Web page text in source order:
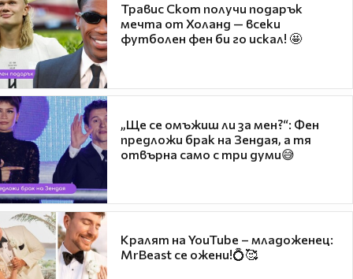
Травис Скот получи подарък
мечта от Холанд — всеки
футболен фен би го искал! 🤩
„Ще се омъжиш ли за мен?“: Фен
предложи брак на Зендая, а тя
отвърна само с три думи😅
Кралят на YouTube – младоженец:
MrBeast се ожени!💍🥰